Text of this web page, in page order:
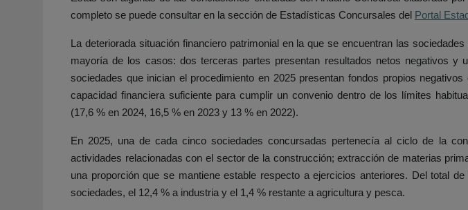
completo se puede consultar en la sección de Estadísticas Concursales del Portal
La deteriorada situación financiero patrimonial en la que se encuentran las
mayoría de los casos: dos terceras partes presentan resultados netos negativos
sociedades que inician el procedimiento en 2025 presentan fondos propios
capacidad financiera suficiente para cumplir un convenio dentro de los límites
(17,6 % en 2024, 16,5 % en 2023 y 13 % en 2022).
En 2025, una de cada cinco sociedades concursadas pertenecía al ciclo de la
actividades relacionadas con el sector de la construcción; extracción de materias
una proporción que se mantiene estable respecto a ejercicios anteriores. Del total
sociedades, el 12,4 % a industria y el 1,4 % restante a agricultura y pesca.